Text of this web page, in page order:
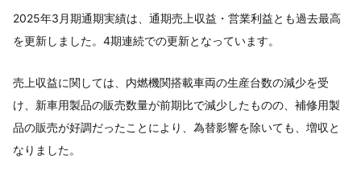
2025年3月期通期実績は、通期売上収益・営業利益とも過去最高
を更新しました。4期連続での更新となっています。
売上収益に関しては、内燃機関搭載車両の生産台数の減少を受
け、新車用製品の販売数量が前期比で減少したものの、補修用製
品の販売が好調だったことにより、為替影響を除いても、増収と
なりました。